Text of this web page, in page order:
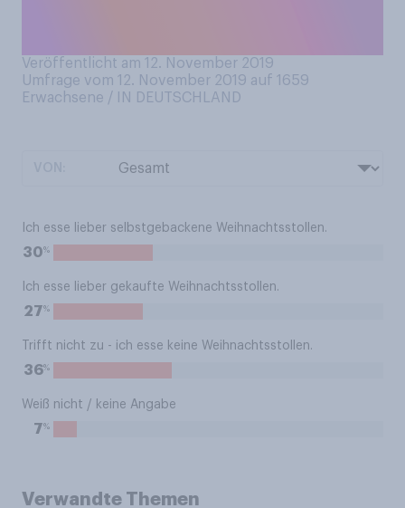
Veröffentlicht am 12. November 2019
Umfrage vom 12. November 2019 auf 1659
Erwachsene / IN DEUTSCHLAND
Ich esse lieber selbstgebackene Weihnachtsstollen.
30%
Ich esse lieber gekaufte Weihnachtsstollen.
27%
Trifft nicht zu - ich esse keine Weihnachtsstollen.
36%
Weiß nicht / keine Angabe
7%
Verwandte Themen